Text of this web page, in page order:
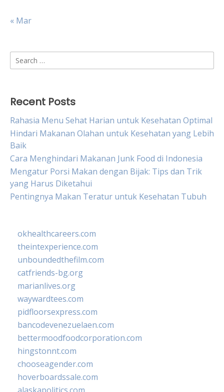
« Mar
Search
for:
Recent Posts
Rahasia Menu Sehat Harian untuk Kesehatan Optimal
Hindari Makanan Olahan untuk Kesehatan yang Lebih
Baik
Cara Menghindari Makanan Junk Food di Indonesia
Mengatur Porsi Makan dengan Bijak: Tips dan Trik
yang Harus Diketahui
Pentingnya Makan Teratur untuk Kesehatan Tubuh
okhealthcareers.com
theintexperience.com
unboundedthefilm.com
catfriends-bg.org
marianlives.org
waywardtees.com
pidfloorsexpress.com
bancodevenezuelaen.com
bettermoodfoodcorporation.com
hingstonnt.com
chooseagender.com
hoverboardssale.com